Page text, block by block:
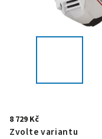
8 729 Kč
Zvolte variantu